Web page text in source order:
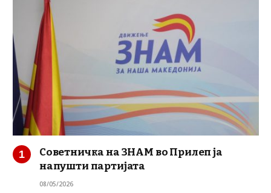
Советничка на ЗНАМ во Прилеп ја
напушти партијата
08/05/2026